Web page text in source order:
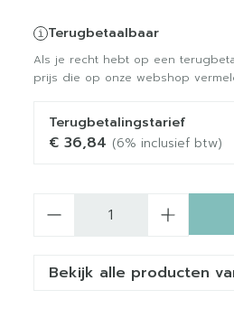
Terugbetaalbaar
Als je recht hebt op een
prijs die op onze webshop
Terugbetalingstarief
€ 36,84 (6% inclusief btw)
Bekijk alle producten